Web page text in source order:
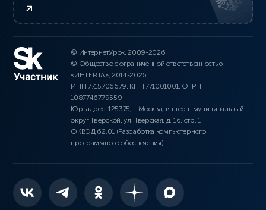
© ИнтернетУрок, 2009-2026
© Общество с ограниченной ответственностью
«ИНТЕРДА», 2014-2026
ИНН 7715706679, КПП 771001001, ОГРН
1087746779559
Юр. адрес: 125375, г. Москва, вн.тер.г. муниципальный
округ Тверской, ул. Тверская, д. 16, стр. 1
ОКВЭД 62.01 (Разработка компьютерного
программного обеспечения)